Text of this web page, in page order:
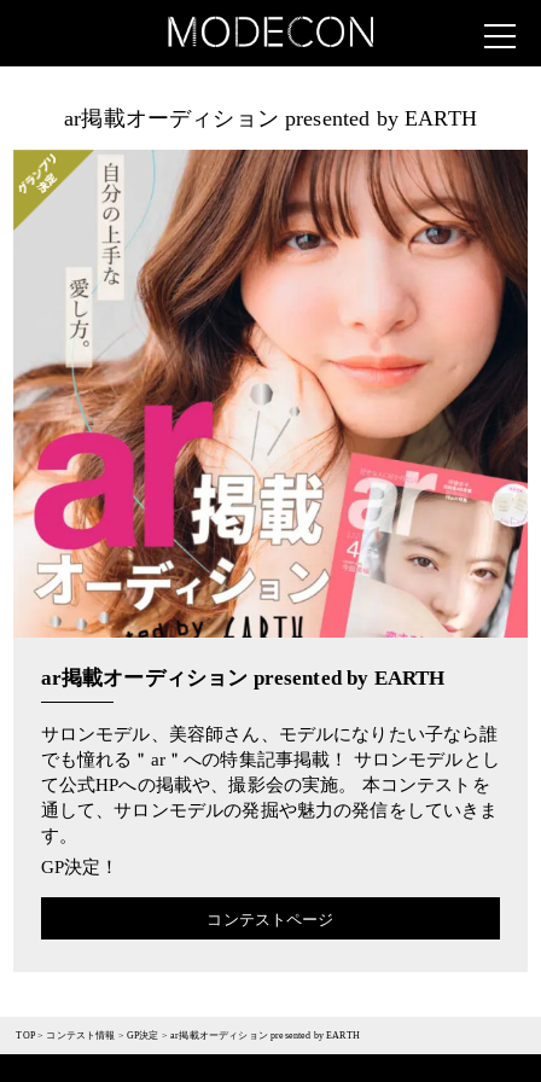
ar掲載オーディション presented by EARTH
ar掲載オーディション presented by EARTH
サロンモデル、美容師さん、モデルになりたい子なら誰
でも憧れる＂ar＂への特集記事掲載！ サロンモデルとし
て公式HPへの掲載や、撮影会の実施。 本コンテストを
通して、サロンモデルの発掘や魅力の発信をしていきま
す。
GP決定！
コンテストページ
TOP> コンテスト情報 >GP決定 >ar掲載オーディション presented by EARTH